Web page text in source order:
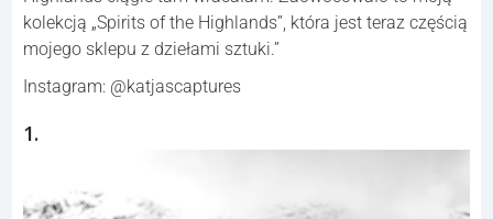
kolekcją „Spirits of the Highlands”, która jest teraz częścią
mojego sklepu z dziełami sztuki.”
Instagram: @katjascaptures
1.